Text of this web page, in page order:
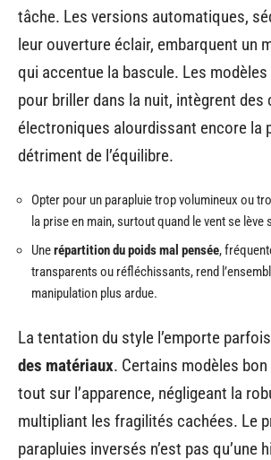
tâche. Les versions automatiques,
leur ouverture éclair, embarquent un
qui accentue la bascule. Les modèles
pour briller dans la nuit, intègrent des
électroniques alourdissant encore la
détriment de l’équilibre.
Opter pour un parapluie trop volumineux ou
la prise en main, surtout quand le vent se lève
Unerépartition du poids mal pensée,
transparents ou réfléchissants, rend
manipulation plus ardue.
La tentation du style l’emporte
des matériaux. Certains modèles
tout sur l’apparence, négligeant la
multipliant les fragilités cachées. Le
parapluies inversés n’est pas qu’une